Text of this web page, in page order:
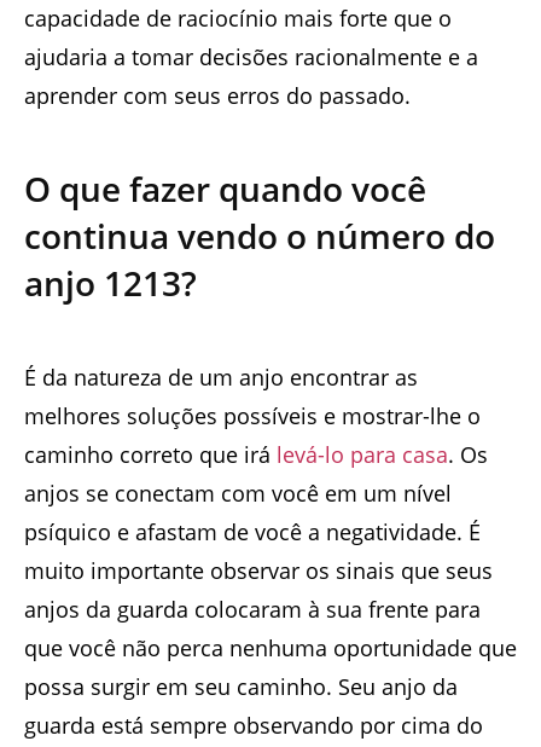
capacidade de raciocínio mais forte que o
ajudaria a tomar decisões racionalmente e a
aprender com seus erros do passado.
O que fazer quando você
continua vendo o número do
anjo 1213?
É da natureza de um anjo encontrar as
melhores soluções possíveis e mostrar-lhe o
caminho correto que irá levá-lo para casa. Os
anjos se conectam com você em um nível
psíquico e afastam de você a negatividade. É
muito importante observar os sinais que seus
anjos da guarda colocaram à sua frente para
que você não perca nenhuma oportunidade que
possa surgir em seu caminho. Seu anjo da
guarda está sempre observando por cima do